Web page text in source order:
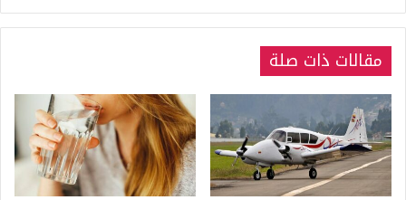
مقالات ذات صلة